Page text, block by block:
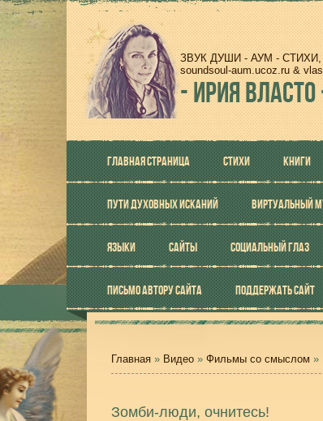
ЗВУК ДУШИ - АУМ -
soundsoul-aum.ucoz.ru &
-ИРИЯ
ГЛАВНАЯ СТРАНИЦА СТИХИ КНИГИ
ПУТИ ДУХОВНЫХ ИСКАНИЙ ВИРТУАЛЬНЫЙ
ЯЗЫКИ САЙТЫ СОЦИАЛЬНЫЙ ГЛАЗ
ПИСЬМО АВТОРУ САЙТА ПОДДЕРЖАТЬ САЙТ
Главная » Видео » Фильмы со смыслом »
Зомби-люди, очнитесь!